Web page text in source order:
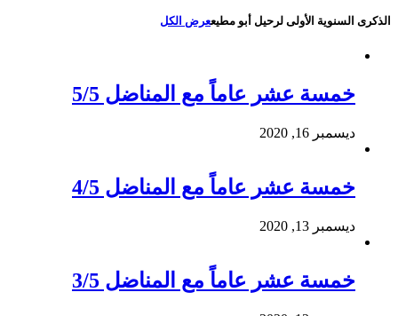
الذكرى السنوية الأولى لرحيل أبو مطيععرض الكل
خمسة عشر عاماً مع المناضل 5/5
ديسمبر 16, 2020
خمسة عشر عاماً مع المناضل 4/5
ديسمبر 13, 2020
خمسة عشر عاماً مع المناضل 3/5